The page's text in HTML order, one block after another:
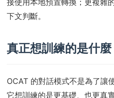
接使用本地預置轉換；更複雜
下文判斷。
真正想訓練的是什麼
OCAT 的對話模式不是為了讓
它想訓練的是更基礎、也更真